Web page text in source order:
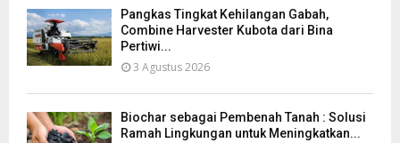
Pangkas Tingkat Kehilangan Gabah,
Combine Harvester Kubota dari Bina
Pertiwi...
3 Agustus 2026
Biochar sebagai Pembenah Tanah : Solusi
Ramah Lingkungan untuk Meningkatkan...